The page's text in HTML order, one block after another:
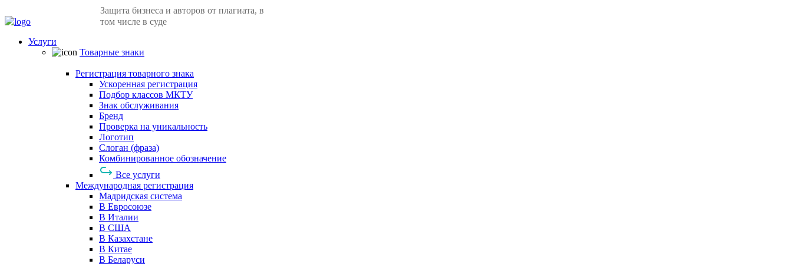
Защита бизнеса и авторов от плагиата, в
том числе в суде
Услуги
Товарные знаки
Регистрация товарного знака
Ускоренная регистрация
Подбор классов МКТУ
Знак обслуживания
Бренд
Проверка на уникальность
Логотип
Слоган (фраза)
Комбинированное обозначение
Все услуги
Международная регистрация
Мадридская система
В Евросоюзе
В Италии
В США
В Казахстане
В Китае
В Беларуси